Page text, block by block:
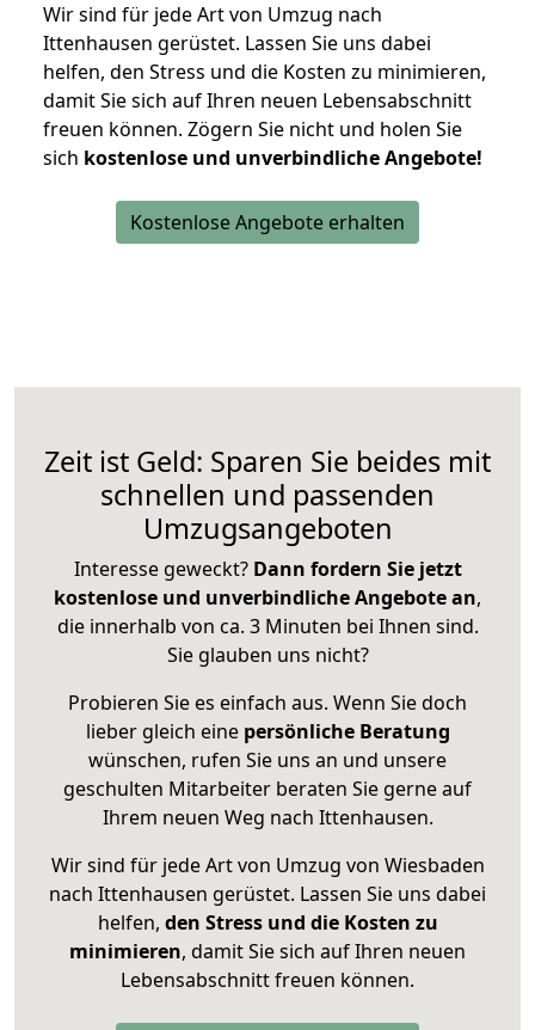
Wir sind für jede Art von Umzug nach
Ittenhausen gerüstet. Lassen Sie uns dabei
helfen, den Stress und die Kosten zu minimieren,
damit Sie sich auf Ihren neuen Lebensabschnitt
freuen können. Zögern Sie nicht und holen Sie
sich kostenlose und unverbindliche Angebote!
Kostenlose Angebote erhalten
Zeit ist Geld: Sparen Sie beides mit
schnellen und passenden
Umzugsangeboten
Interesse geweckt? Dann fordern Sie jetzt
kostenlose und unverbindliche Angebote an,
die innerhalb von ca. 3 Minuten bei Ihnen sind.
Sie glauben uns nicht?
Probieren Sie es einfach aus. Wenn Sie doch
lieber gleich eine persönliche Beratung
wünschen, rufen Sie uns an und unsere
geschulten Mitarbeiter beraten Sie gerne auf
Ihrem neuen Weg nach Ittenhausen.
Wir sind für jede Art von Umzug von Wiesbaden
nach Ittenhausen gerüstet. Lassen Sie uns dabei
helfen, den Stress und die Kosten zu
minimieren, damit Sie sich auf Ihren neuen
Lebensabschnitt freuen können.